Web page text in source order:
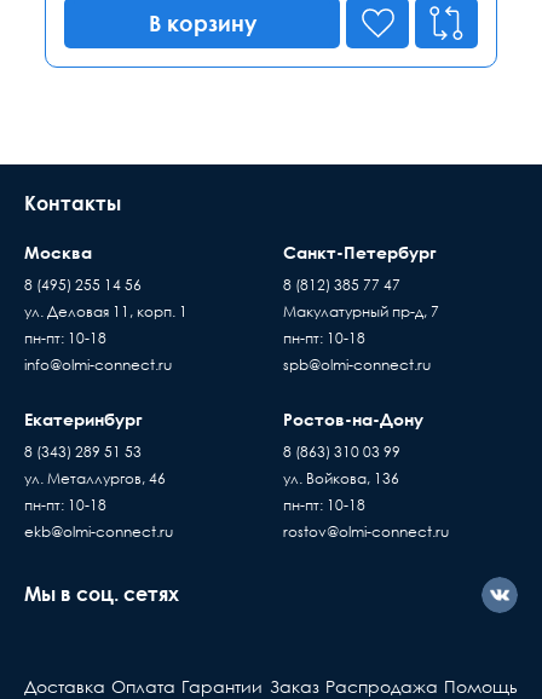
В корзину
Контакты
Москва
8 (495) 255 14 56
ул. Деловая 11, корп. 1
пн-пт: 10-18
info@olmi-connect.ru
Санкт-Петербург
8 (812) 385 77 47
Макулатурный пр-д, 7
пн-пт: 10-18
spb@olmi-connect.ru
Екатеринбург
8 (343) 289 51 53
ул. Металлургов, 46
пн-пт: 10-18
ekb@olmi-connect.ru
Ростов-на-Дону
8 (863) 310 03 99
ул. Войкова, 136
пн-пт: 10-18
rostov@olmi-connect.ru
Мы в соц. сетях
Доставка Оплата Гарантии Заказ Распродажа Помощь